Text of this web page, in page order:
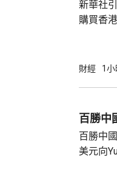
新華社
購買香
行納稅
從境外
個人所
所得稅
財經 1
百勝中
百勝中
美元向